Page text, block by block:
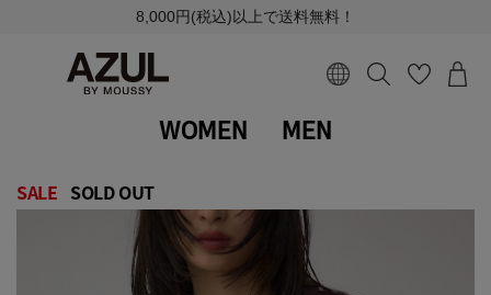
8,000円(税込)以上で送料無料！
WOMEN MEN
SALE SOLD OUT